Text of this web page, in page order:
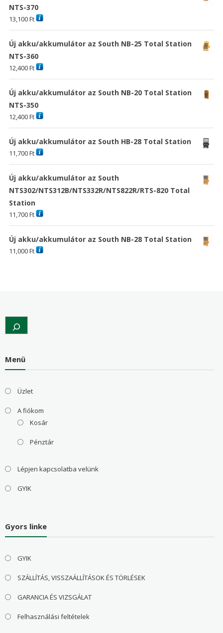
NTS-370
13,100Ft
Új akku/akkumulátor az South NB-25 Total Station
NTS-360
12,400Ft
Új akku/akkumulátor az South NB-20 Total Station
NTS-350
12,400Ft
Új akku/akkumulátor az South HB-28 Total Station
11,700Ft
Új akku/akkumulátor az South
NTS302/NTS312B/NTS332R/NTS822R/RTS-820 Total
Station
11,700Ft
Új akku/akkumulátor az South NB-28 Total Station
11,000Ft
Search
Menü
Üzlet
A fiókom
Kosár
Pénztár
Lépjen kapcsolatba velünk
GYIK
Gyors linke
GYIK
SZÁLLÍTÁS, VISSZAÁLLÍTÁSOK ÉS TÖRLÉSEK
GARANCIA ÉS VIZSGÁLAT
Felhasználási feltételek